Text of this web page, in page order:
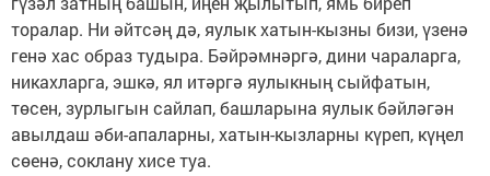
торалар. Ни әйтсәң дә, яулык хатын-кызны бизи, үзенә
генә хас образ тудыра. Бәйрәмнәргә, дини чараларга,
никахларга, эшкә, ял итәргә яулыкның сыйфатын,
төсен, зурлыгын сайлап, башларына яулык бәйләгән
авылдаш әби-апаларны, хатын-кызларны күреп, күңел
сөенә, соклану хисе туа.